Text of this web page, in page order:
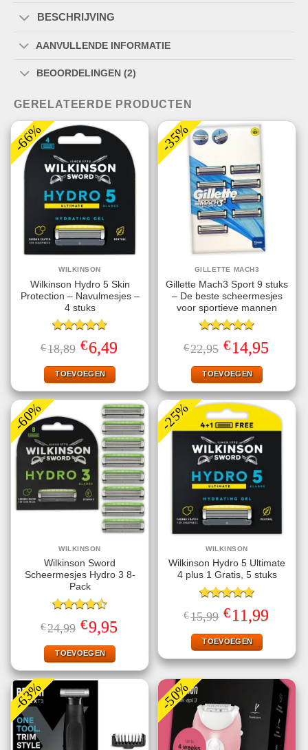
BESCHRIJVING
AANVULLENDE INFORMATIE
BEOORDELINGEN (2)
GERELATEERDE PRODUCTEN
-66%
WILKINSON
Wilkinson Hydro 5 Skin
Protection – Navulmesjes –
4 stuks
Gewaardeerd
4.67uit 5
€18,89 Oorspronkelijke
prijs
was:
€18,89.
€6,49Huidige
prijs
TOEVOEGEN
-35%
GILLETTE MACH3
Gillette Mach3 Sport 9 stuks
– De beste scheermesjes
voor sportieve mannen
Gewaardeerd
5.00uit 5
€22,95 Oorspronkelijke
prijs
was:
€22,95.
€14,95prijs
TOEVOEGEN
-60%
WILKINSON
Wilkinson Sword
Scheermesjes Hydro 3 8-
Pack
Gewaardeerd
4.50uit 5
€24,99 Oorspronkelijke
prijs
was:
€24,99.
€9,95prijs
TOEVOEGEN
-25%
WILKINSON
Wilkinson Hydro 5 Ultimate
4 plus 1 Gratis, 5 stuks
Gewaardeerd
5.00uit 5
€15,99 Oorspronkelijke
prijs
was:
€15,99.
€11,99Huidige
prijs
TOEVOEGEN
-63% -50%